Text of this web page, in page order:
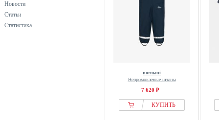
Новости
Статьи
Статистика
normani
Непромокаемые штаны
7 620 ₽
КУПИТЬ